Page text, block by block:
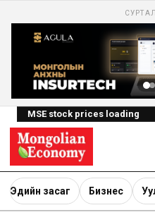
MSE stock prices loading
Эдийн засаг Бизнес